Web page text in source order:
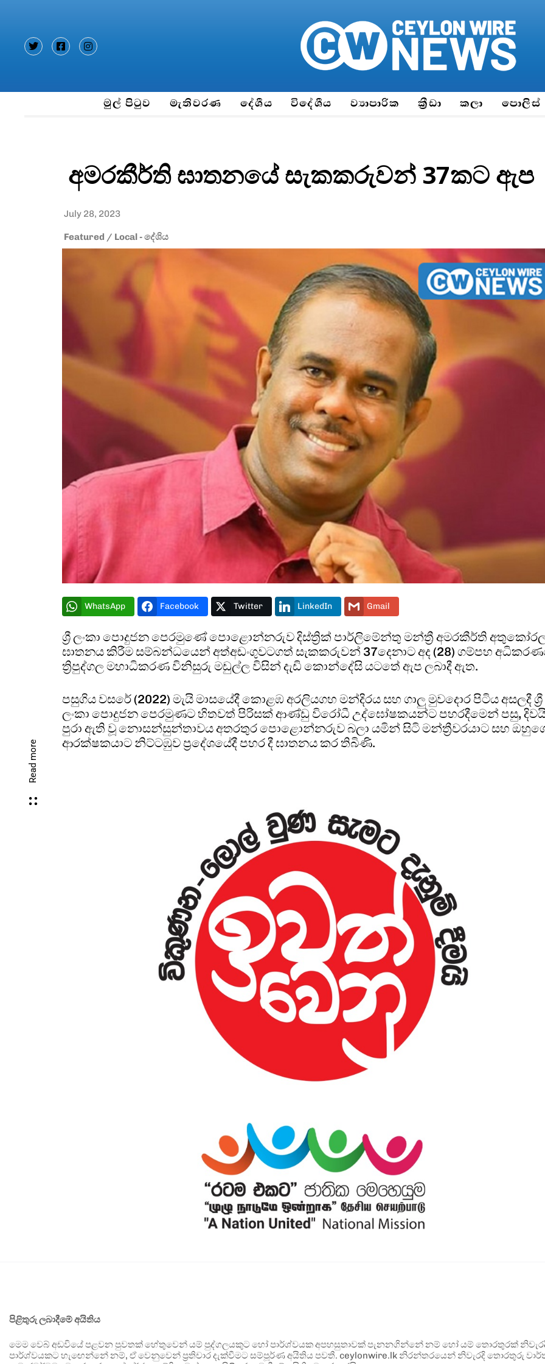
මුල් පිටුව මැතිවරණ දේශීය විදේශීය ව්‍යාපාරික ක්‍රීඩා කලා පොලිස්
Read more
අමරකීර්ති ඝාතනයේ සැකකරුවන් 37කට ඇප
July 28, 2023
Featured / Local - දේශිය
WhatsApp Facebook Twitter LinkedIn Gmail
ශ්‍රී ලංකා පොදුජන පෙරමුණේ පොළොන්නරුව දිස්ත්‍රික් පාර්ලිමේන්තු මන්ත්‍රී අමරකීර්ති
ඝාතනය කිරීම සම්බන්ධයෙන් අත්අඩංගුවටගත් සැකකරුවන් 37දෙනාට අද (28) ගම්පහ
ත්‍රිපුද්ගල මහාධිකරණ විනිසුරු මඩුල්ල විසින් දැඩි කොන්දේසි යටතේ ඇප ලබාදී ඇත.
පසුගිය වසරේ (2022) මැයි මාසයේදී කොළඹ අරලියගහ මන්දිරය සහ ගාලු මුවදොර පිටිය අසලදී ශ්‍රී
ලංකා පොදුජන පෙරමුණට හිතවත් පිරිසක් ආණ්ඩු විරෝධී උද්ඝෝෂකයන්ට පහරදීමෙන් පසු,
පුරා ඇති වූ නොසන්සුන්තාවය අතරතුර පොළොන්නරුව බලා යමින් සිටි මන්ත්‍රීවරයාට සහ
ආරක්ෂකයාට නිට්ටඹුව ප්‍රදේශයේදී පහර දී ඝාතනය කර තිබිණි.
පිළිතුරු ලබාදීමේ අයිතිය
මෙම වෙබ් අඩවියේ පළවන පුවතක් හේතුවෙන් යම් පුද්ගලයකුට හෝ පාර්ශ්වයක අපහසුතාවක් පැනනගින්නේ නම් හෝ යම් තොරතුරක්
පාර්ශ්වයකට හැඟෙන්නේ නම්, ඒ වෙනුවෙන් ප්‍රතිචාර දැක්වීමට සම්පූර්ණ අයිතිය පවතී. ceylonwire.lk නිරන්තරයෙන් නිවැරදි තොරතුරු